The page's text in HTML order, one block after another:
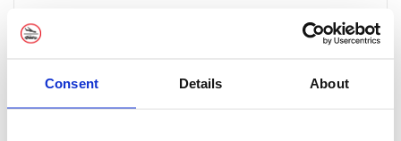
Consent Details About